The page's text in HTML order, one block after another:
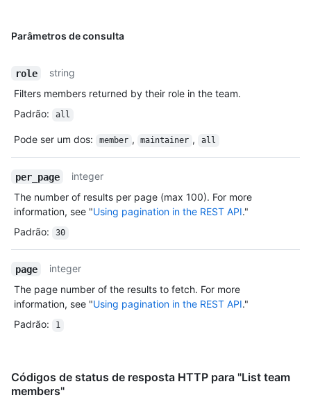
Parâmetros de consulta
role
string
Filters members returned by their role in the team.
Padrão: all
Pode ser um dos: member , maintainer , all
per_page
integer
The number of results per page (max 100). For more
information, see "Using pagination in the REST API."
Padrão: 30
page
integer
The page number of the results to fetch. For more
information, see "Using pagination in the REST API."
Padrão: 1
Códigos de status de resposta HTTP para "List team
members"